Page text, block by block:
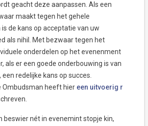
geacht deze aanpassen. Als een
maakt tegen het gehele
de kans op acceptatie van uw
als nihil. Met bezwaar tegen het
onderdelen op het evenenment
als er een goede onderbouwing is van
redelijke kans op succes.
Ombudsman heeft hier een uitvoerig r
beswier nét in evenemint stopje kin,